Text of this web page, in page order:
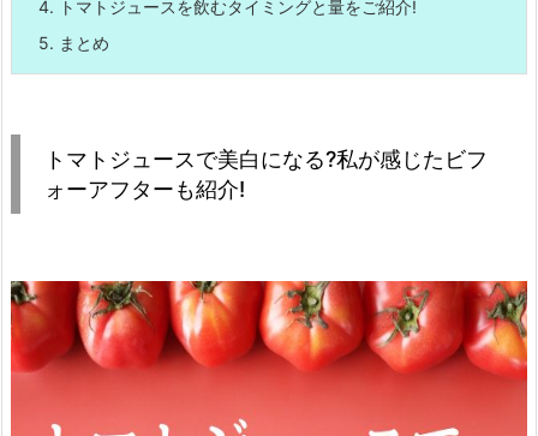
4. トマトジュースを飲むタイミングと量をご紹介!
5. まとめ
トマトジュースで美白になる?私が感じたビフ
ォーアフターも紹介!